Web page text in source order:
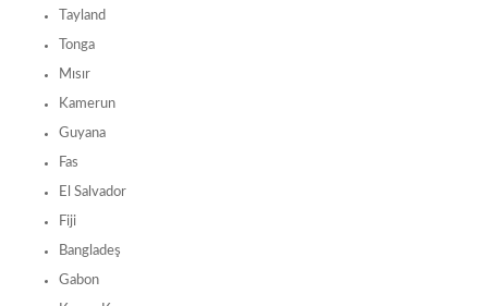
Tayland
Tonga
Mısır
Kamerun
Guyana
Fas
El Salvador
Fiji
Bangladeş
Gabon